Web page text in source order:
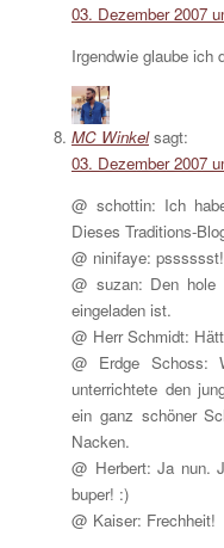
03. Dezember 2007
Irgendwie glaube ich
MC Winkel sagt:
03. Dezember 2007
@ schottin: Ich
Dieses Traditions-
@ ninifaye:
@ suzan: Den
eingeladen ist.
@ Herr Schmidt:
@ Erdge Schoss:
unterrichtete den
ein ganz schöner
Nacken.
@ Herbert: Ja nun.
buper! :)
@ Kaiser: Frechheit!